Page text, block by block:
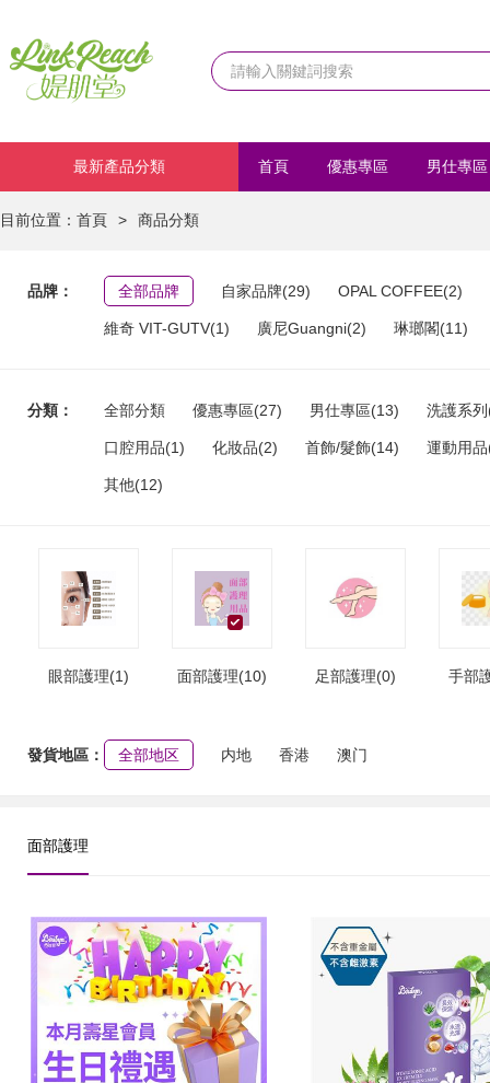
最新產品分類 首頁 優惠專區 男仕專區
目前位置： 首頁 > 商品分類
品牌： 全部品牌 自家品牌(29) OPAL COFFEE(2)
維奇 VIT-GUTV(1) 廣尼Guangni(2) 琳瑯閣(11)
分類： 全部分類 優惠專區(27) 男仕專區(13) 洗護系
口腔用品(1) 化妝品(2) 首飾/髮飾(14) 運動用
其他(12)
眼部護理(1) 面部護理(10) 足部護理(0) 手部
發貨地區： 全部地区 内地 香港 澳门
面部護理